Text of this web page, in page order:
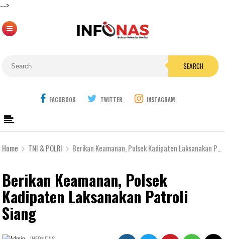
-->
SEARCH
FACOBOOK TWITTER INSTAGRAM
Home TNI & POLRI Berikan Keamanan, Polsek Kadipaten Laksanakan Patroli Siang
Berikan Keamanan, Polsek
Kadipaten Laksanakan Patroli
Siang